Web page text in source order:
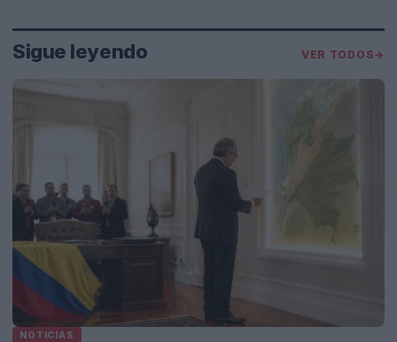
Sigue leyendo VER TODOS→
NOTICIAS